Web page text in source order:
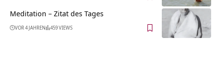
Meditation – Zitat des Tages
VOR 4 JAHREN 459 VIEWS